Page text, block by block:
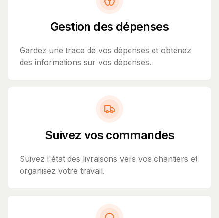
Gestion des dépenses
Gardez une trace de vos dépenses et obtenez
des informations sur vos dépenses.
Suivez vos commandes
Suivez l'état des livraisons vers vos chantiers et
organisez votre travail.